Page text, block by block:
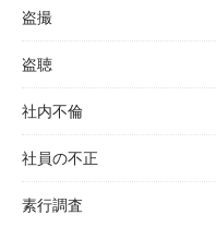
盗撮
盗聴
社内不倫
社員の不正
素行調査